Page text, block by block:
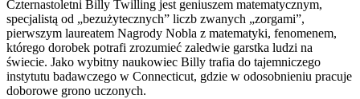
Czternastoletni Billy Twilling jest geniuszem matematycznym,
specjalistą od „bezużytecznych” liczb zwanych „zorgami”,
pierwszym laureatem Nagrody Nobla z matematyki, fenomenem,
którego dorobek potrafi zrozumieć zaledwie garstka ludzi na
świecie. Jako wybitny naukowiec Billy trafia do tajemniczego
instytutu badawczego w Connecticut, gdzie w odosobnieniu pracuje
doborowe grono uczonych.